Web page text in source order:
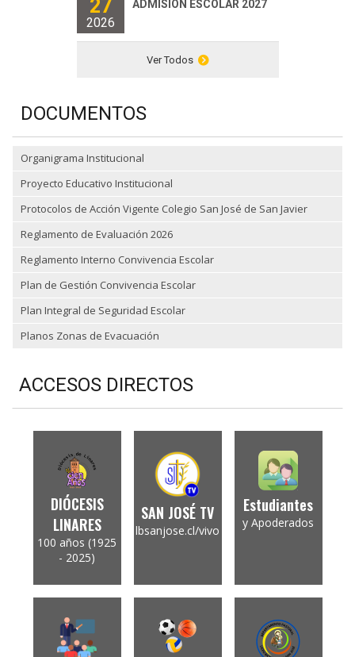
27
2026
ADMISIÓN ESCOLAR 2027
Ver Todos
DOCUMENTOS
Organigrama Institucional
Proyecto Educativo Institucional
Protocolos de Acción Vigente Colegio San José de San Javier
Reglamento de Evaluación 2026
Reglamento Interno Convivencia Escolar
Plan de Gestión Convivencia Escolar
Plan Integral de Seguridad Escolar
Planos Zonas de Evacuación
ACCESOS DIRECTOS
DIÓCESIS
LINARES
100 años (1925
- 2025)
SAN JOSÉ TV
lbsanjose.cl/vivo
Estudiantes
y Apoderados